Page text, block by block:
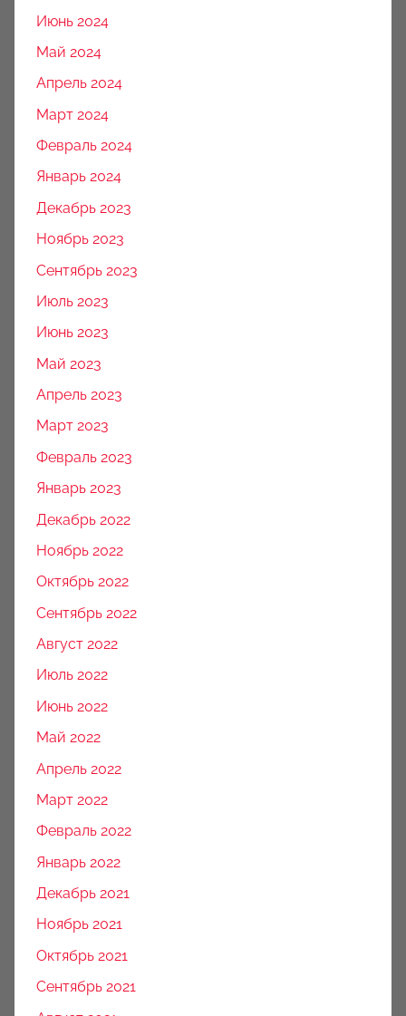
Июнь 2024
Май 2024
Апрель 2024
Март 2024
Февраль 2024
Январь 2024
Декабрь 2023
Ноябрь 2023
Сентябрь 2023
Июль 2023
Июнь 2023
Май 2023
Апрель 2023
Март 2023
Февраль 2023
Январь 2023
Декабрь 2022
Ноябрь 2022
Октябрь 2022
Сентябрь 2022
Август 2022
Июль 2022
Июнь 2022
Май 2022
Апрель 2022
Март 2022
Февраль 2022
Январь 2022
Декабрь 2021
Ноябрь 2021
Октябрь 2021
Сентябрь 2021